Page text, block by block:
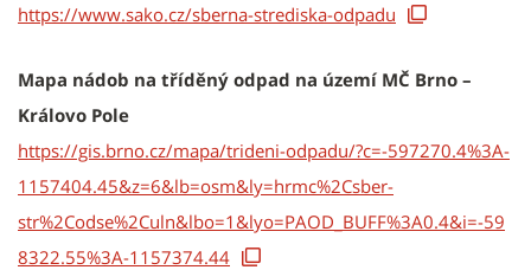
https://www.sako.cz/sberna-strediska-odpadu
Mapa nádob na tříděný odpad na území MČ Brno –
Královo Pole
https://gis.brno.cz/mapa/trideni-odpadu/?c=-597270.4%3A-
1157404.45&z=6&lb=osm&ly=hrmc%2Csber-
str%2Codse%2Culn&lbo=1&lyo=PAOD_BUFF%3A0.4&i=-59
8322.55%3A-1157374.44